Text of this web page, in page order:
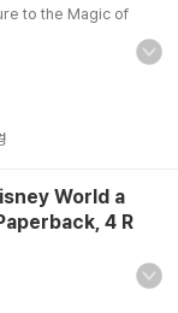
to the Magic of
World a
4 R